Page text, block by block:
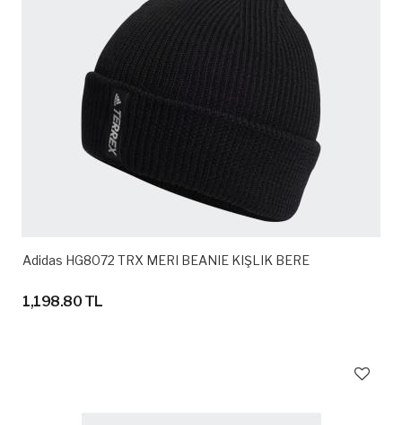
Adidas HG8072 TRX MERI BEANIE KIŞLIK BERE
1,198.80 TL